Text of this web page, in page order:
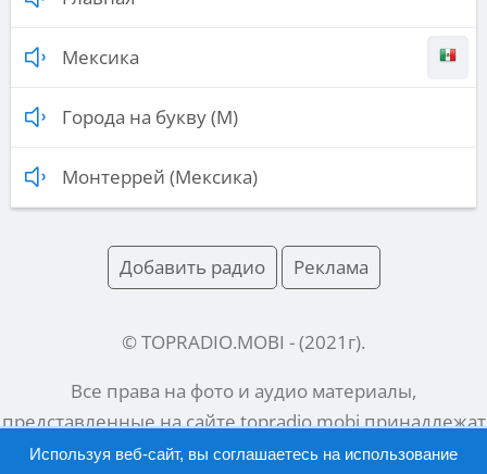
Мексика
Города на букву (М)
Монтеррей (Мексика)
Добавить радио Реклама
© TOPRADIO.MOBI - (2021 г).
Все права на фото и аудио материалы,
представленные на сайтеtopradio.mobiпринадлежат
их законным владельцам.
Используя веб-сайт, вы соглашаетесь на использование